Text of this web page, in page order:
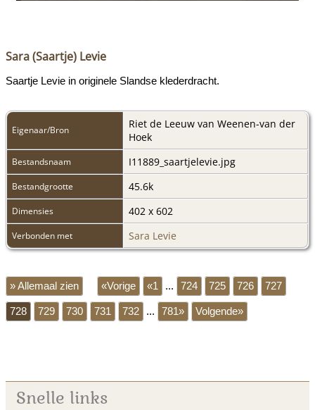
Sara (Saartje) Levie
Saartje Levie in originele Slandse klederdracht.
Eigenaar/Bron
Riet de Leeuw van Weenen-van der
Hoek
Bestandsnaam I11889_saartjelevie.jpg
Bestandgrootte 45.6k
Dimensies 402 x 602
Verbonden met Sara Levie
» Allemaal zien «Vorige «1 ... 724 725 726 727
728 729 730 731 732 ... 781» Volgende»
Snelle links